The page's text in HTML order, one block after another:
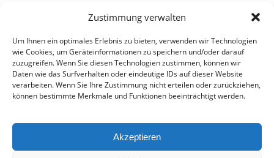
Zustimmung verwalten
Um Ihnen ein optimales Erlebnis zu bieten, verwenden wir Technologien
wie Cookies, um Geräteinformationen zu speichern und/oder darauf
zuzugreifen. Wenn Sie diesen Technologien zustimmen, können wir
Daten wie das Surfverhalten oder eindeutige IDs auf dieser Website
verarbeiten. Wenn Sie Ihre Zustimmung nicht erteilen oder zurückziehen,
können bestimmte Merkmale und Funktionen beeinträchtigt werden.
Akzeptieren
Kontakt
Augustastraße 11
Telefon +49 (611) 89 01 887